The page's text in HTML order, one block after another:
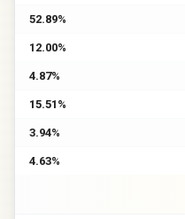
52.89%
12.00%
4.87%
15.51%
3.94%
4.63%